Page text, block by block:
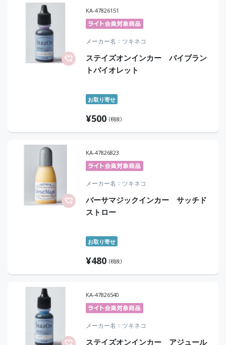
KA-47826151
メーカー名 ツキネコ
ステイズオンインカー バイブラン
トバイオレット
お取り寄せ
¥500 (税抜)
KA-47826823
メーカー名 ツキネコ
バーサマジックインカー サッチド
ストロー
お取り寄せ
¥480 (税抜)
KA-47826540
メーカー名 ツキネコ
ステイズオンインカー アジュール